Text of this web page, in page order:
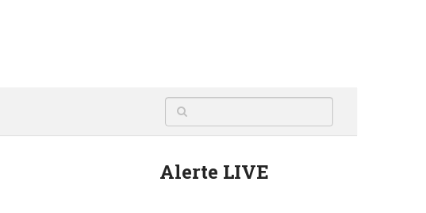
Alerte LIVE